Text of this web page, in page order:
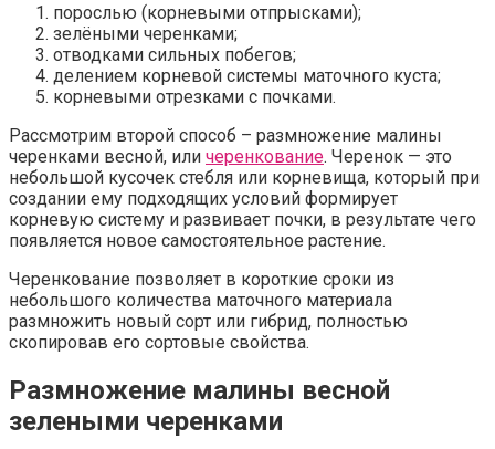
порослью (корневыми отпрысками);
зелёными черенками;
отводками сильных побегов;
делением корневой системы маточного куста;
корневыми отрезками с почками.
Рассмотрим второй способ – размножение малины
черенками весной, или черенкование. Черенок — это
небольшой кусочек стебля или корневища, который при
создании ему подходящих условий формирует
корневую систему и развивает почки, в результате чего
появляется новое самостоятельное растение.
Черенкование позволяет в короткие сроки из
небольшого количества маточного материала
размножить новый сорт или гибрид, полностью
скопировав его сортовые свойства.
Размножение малины весной
зелеными черенками